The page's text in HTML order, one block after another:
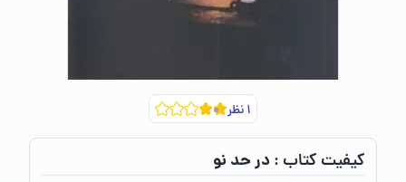
۱نظر
کیفیت کتاب :‌در حد نو